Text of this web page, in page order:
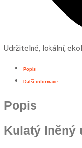
Udržitelné, lokální,
Popis
Další informace
Popis
Kulatý lněný